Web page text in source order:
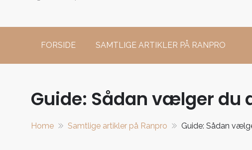
FORSIDE SAMTLIGE ARTIKLER PÅ RANPRO
Guide: Sådan vælger du
Home Samtlige artikler på Ranpro Guide: Sådan